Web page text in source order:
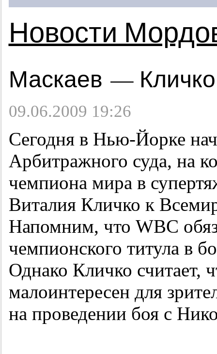
Новости
Маскаев — Кличко:
09.06.2009 19:26
Сегодня в Нью-Йорке
Арбитражного суда, на
чемпиона мира в
Виталия Кличко к
Напомним, что WBC
чемпионского титула в
Однако Кличко считает,
малоинтересен для
на проведении боя с